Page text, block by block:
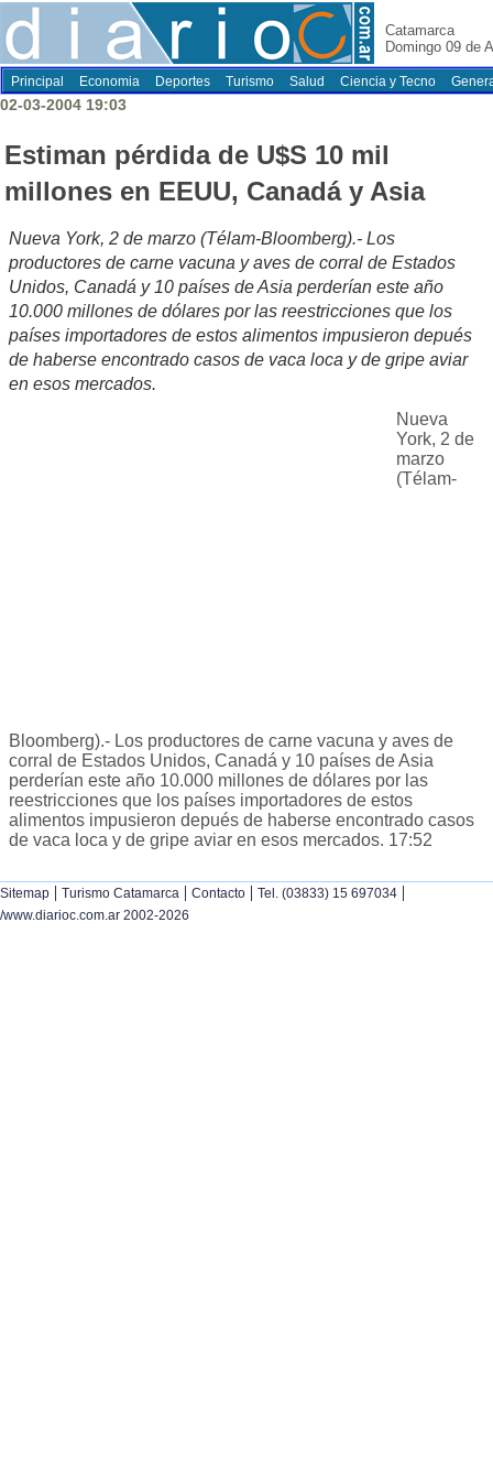
Catamarca
Domingo 09 de
Principal Economia Deportes Turismo Salud Ciencia y Tecno
02-03-2004 19:03
Estiman pérdida de U$S 10 mil
millones en EEUU, Canadá y Asia
Nueva York, 2 de marzo (Télam-Bloomberg).- Los
productores de carne vacuna y aves de corral de Estados
Unidos, Canadá y 10 países de Asia perderían este año
10.000 millones de dólares por las reestricciones que los
países importadores de estos alimentos impusieron depués
de haberse encontrado casos de vaca loca y de gripe aviar
en esos mercados.
Nueva
York, 2 de
marzo
(Télam-
Bloomberg).- Los productores de carne vacuna y aves de
corral de Estados Unidos, Canadá y 10 países de Asia
perderían este año 10.000 millones de dólares por las
reestricciones que los países importadores de estos
alimentos impusieron depués de haberse encontrado casos
de vaca loca y de gripe aviar en esos mercados. 17:52
Sitemap | Turismo Catamarca | Contacto | Tel. (03833) 15 697034 |
/www.diarioc.com.ar 2002-2026